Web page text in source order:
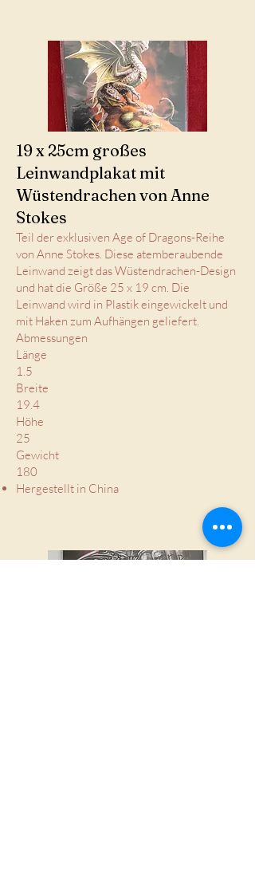
19 x 25cm großes
Leinwandplakat mit
Wüstendrachen von Anne
Stokes
Teil der exklusiven Age of Dragons-Reihe
von Anne Stokes. Diese atemberaubende
Leinwand zeigt das Wüstendrachen-Design
und hat die Größe 25 x 19 cm. Die
Leinwand wird in Plastik eingewickelt und
mit Haken zum Aufhängen geliefert.
Abmessungen
Länge
1.5
Breite
19.4
Höhe
25
Gewicht
180
Hergestellt in China